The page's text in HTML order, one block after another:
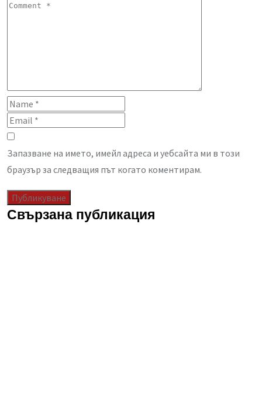
Запазване на името, имейл адреса и уебсайта ми в този
браузър за следващия път когато коментирам.
Свързана публикация